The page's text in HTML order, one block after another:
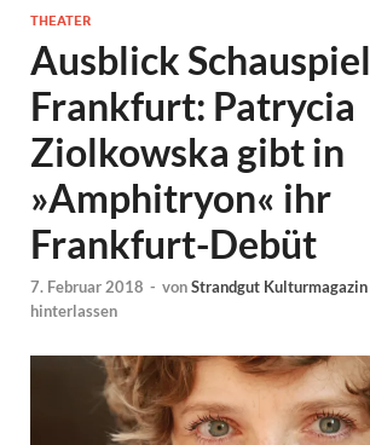
THEATER
Ausblick Schauspiel
Frankfurt: Patrycia
Ziolkowska gibt in
»Amphitryon« ihr
Frankfurt-Debüt
7. Februar 2018 - vonStrandgut Kulturmagazin
hinterlassen